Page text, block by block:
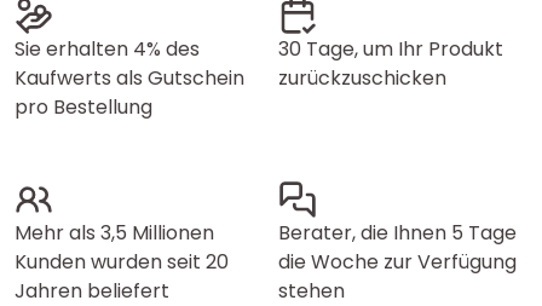
Sie erhalten 4% des
Kaufwerts als Gutschein
pro Bestellung
30 Tage, um Ihr Produkt
zurückzuschicken
Mehr als 3,5 Millionen
Kunden wurden seit 20
Jahren beliefert
Berater, die Ihnen 5 Tage
die Woche zur Verfügung
stehen